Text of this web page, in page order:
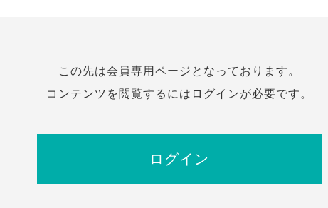
この先は会員専⽤ページとなっております。
コンテンツを閲覧するにはログインが必要です。
ログイン